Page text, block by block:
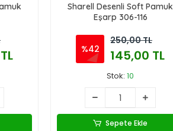
Sharell Desenli Soft Pamuk
Eşarp 306-116
%42
250,00 TL
145,00 TL
Stok: 10
Sepete Ekle